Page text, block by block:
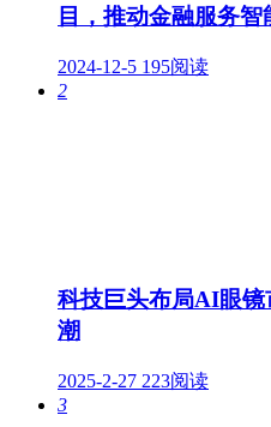
目，推动金融服务智
2024-12-5 195阅读
2
科技巨头布局AI眼
潮
2025-2-27 223阅读
3